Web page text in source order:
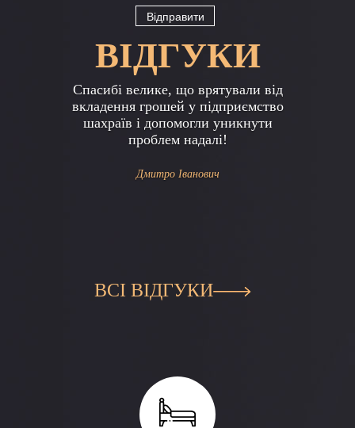
ВІДГУКИ
Спасибі велике, що врятували від
вкладення грошей у підприємство
шахраїв і допомогли уникнути
проблем надалі!
Дмитро Іванович
Previous
ВСІ ВІДГУКИ